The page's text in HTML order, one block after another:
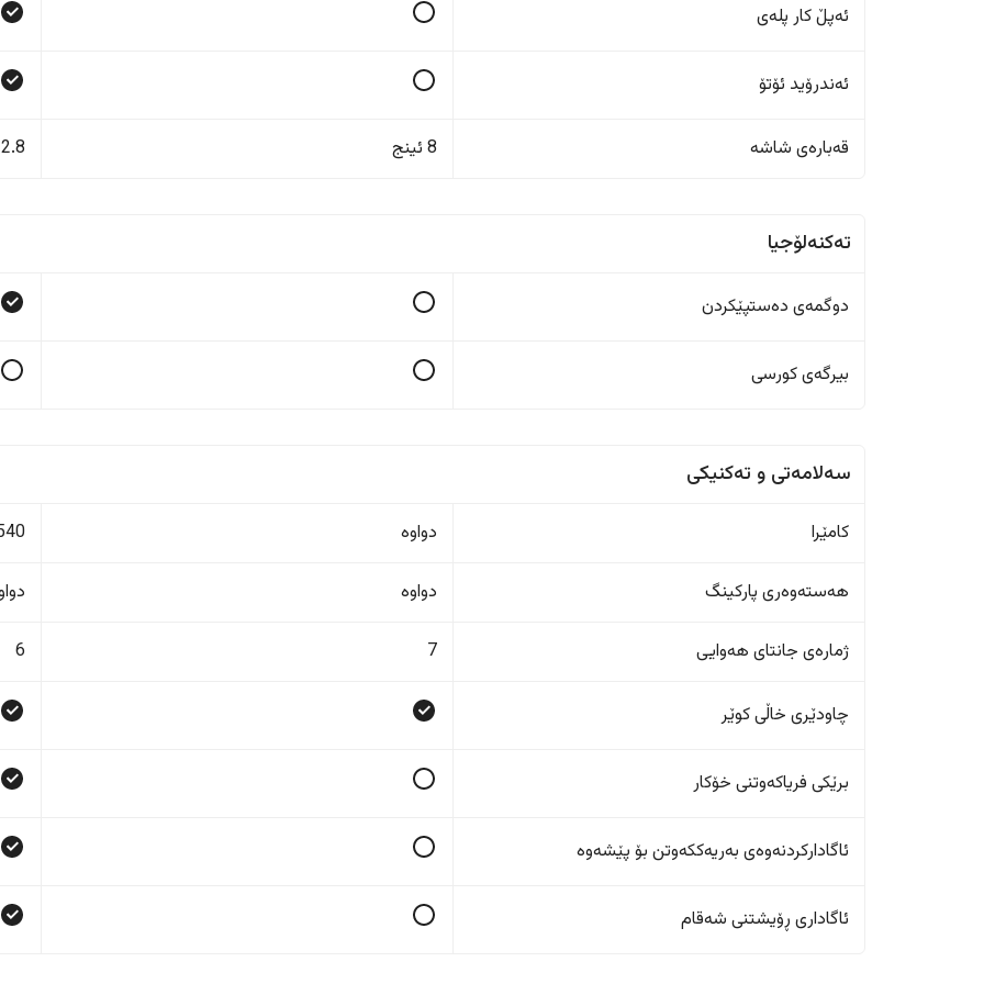
ئەپڵ کار پلەی
ئەندرۆید ئۆتۆ
قەبارەی شاشە 8 ئینج 12.8
تەکنەلۆجیا
دوگمەی دەستپێکردن
بیرگەی کورسی
سەلامەتی و تەکنیکی
کامێرا دواوە
هەستەوەری پارکینگ دواوە
ژمارەی جانتای هەوایی 7
6
چاودێری خاڵی کوێر
برێکی فریاکەوتنی خۆکار
ئاگادارکردنەوەی بەریەککەوتن بۆ پێشەوە
ئاگاداری ڕۆیشتنی شەقام